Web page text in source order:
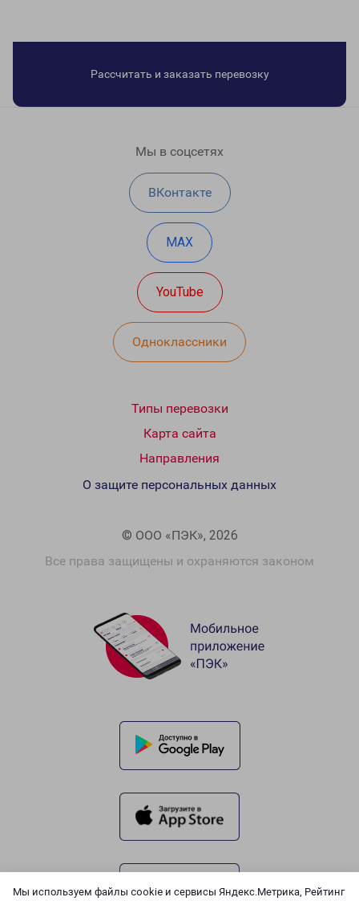
Мы используем файлы cookie и сервисы Яндекс.Метрика, Рейтинг
Рассчитать и заказать перевозку
Мы в соцсетях
ВКонтакте
MAX
YouTube
Одноклассники
Типы перевозки
Карта сайта
Направления
© ООО «ПЭК», 2026
Все права защищены и охраняются законом
О защите персональных данных